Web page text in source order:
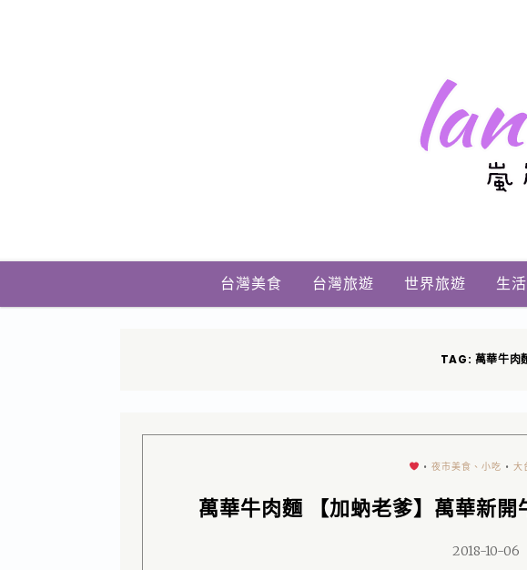
台灣美食 台灣旅遊 世界旅遊 生
TAG: 萬華牛肉
•夜市美食、小吃 •大
萬華牛肉麵 【加蚋老爹】萬華新
2018-10-06